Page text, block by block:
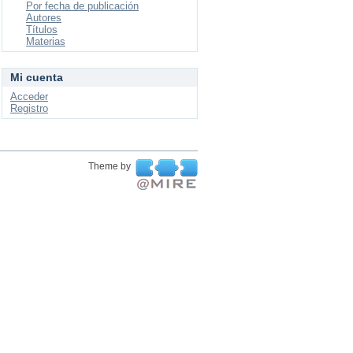
Por fecha de publicación
Autores
Títulos
Materias
Mi cuenta
Acceder
Registro
Theme by